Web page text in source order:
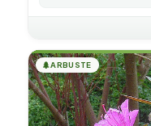
🌲ARBUSTE